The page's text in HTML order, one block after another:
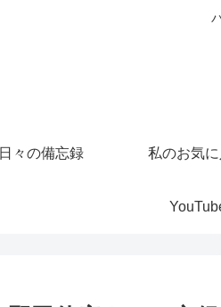
日々の備忘録 私のお気に